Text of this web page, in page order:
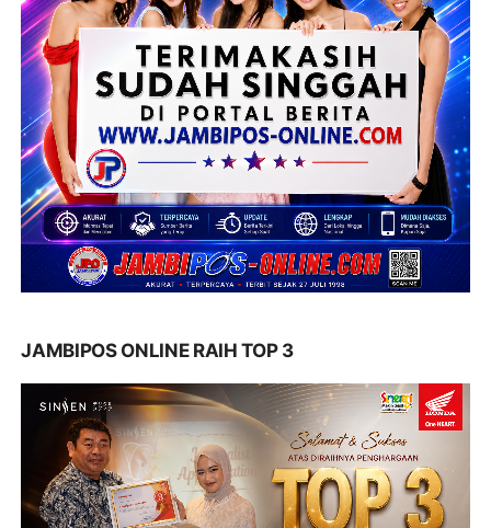
JAMBIPOS ONLINE RAIH TOP 3